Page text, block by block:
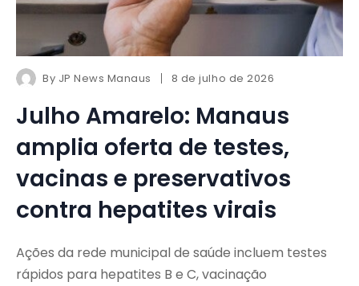
By JP News Manaus 8 de julho de 2026
Julho Amarelo: Manaus
amplia oferta de testes,
vacinas e preservativos
contra hepatites virais
Ações da rede municipal de saúde incluem testes
rápidos para hepatites B e C, vacinação